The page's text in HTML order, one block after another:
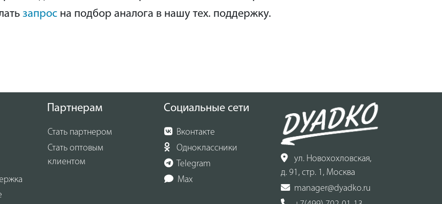
запросна подбор аналога в нашу тех. поддержку.
Партнерам
Стать партнером
Стать оптовым
клиентом
Социальные сети
Вконтакте
Одноклассники
Telegram
Max
ул. Новохохловская,
д. 91, стр. 1, Москва
manager@dyadko.ru